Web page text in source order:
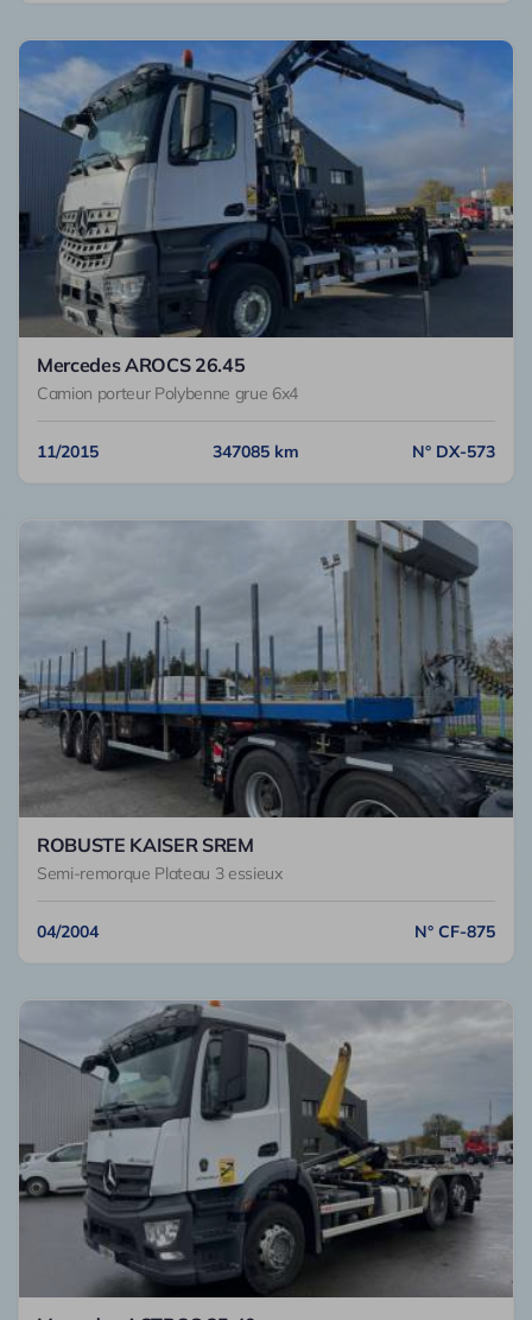
Mercedes AROCS 26.45
Camion porteur Polybenne grue 6x4
11/2015 347085 km N° DX-573
ROBUSTE KAISER SREM
Semi-remorque Plateau 3 essieux
04/2004 N° CF-875